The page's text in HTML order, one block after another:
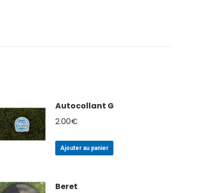
Autocollant G
2.00€
Ajouter au panier
Beret